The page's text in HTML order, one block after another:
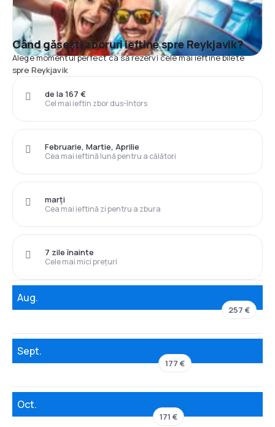
Când găsești zboruri ieftine spre Reykjavik?
Alege momentul perfect ca să rezervi cele mai ieftine bilete
spre Reykjavik
Cel mai ieftin zbor dus-întors
de la 167 €
Cea mai ieftină lună pentru a călători
Februarie, Martie, Aprilie
Cea mai ieftină zi pentru a zbura
marți
Cele mai mici prețuri
7 zile înainte
Aug.
257 €
Sept.
177 €
Oct.
171 €